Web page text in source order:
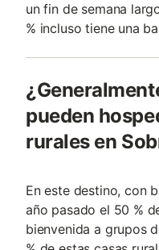
un fin de semana
% incluso tiene una
pueden
rurales en
En este destino, con
año pasado el 50 %
bienvenida a grupos